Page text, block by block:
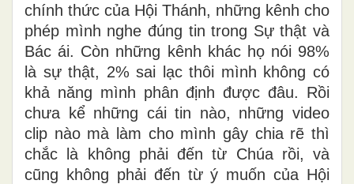
chính thức của Hội Thánh, những kênh cho
phép mình nghe đúng tin trong Sự thật và
Bác ái. Còn những kênh khác họ nói 98%
là sự thật, 2% sai lạc thôi mình không có
khả năng mình phân định được đâu. Rồi
chưa kể những cái tin nào, những video
clip nào mà làm cho mình gây chia rẽ thì
chắc là không phải đến từ Chúa rồi, và
cũng không phải đến từ ý muốn của Hội